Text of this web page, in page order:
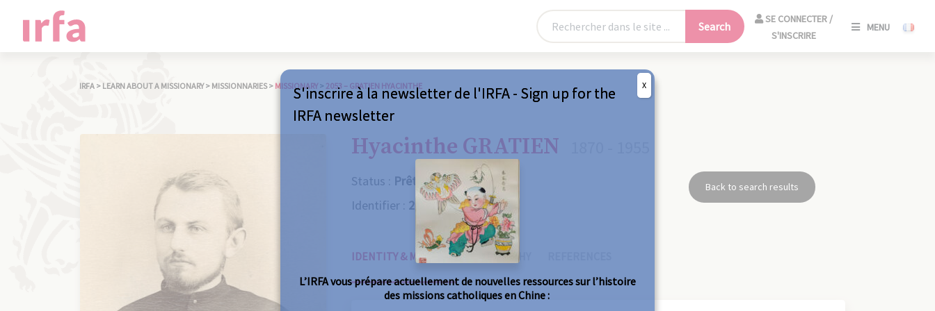
Search
SE CONNECTER /
S'INSCRIRE
MENU
IRFA > LEARN ABOUT A MISSIONARY > MISSIONNARIES > MISSIONARY > 2053 – GRATIEN HYACINTHE
Hyacinthe GRATIEN
Status : Prêtre
Identifier : 2053
Back to search results
IDENTITY & MISSIONS BIOGRAPHY
S'inscrire à la newsletter de l'IRFA - Sign up for the
IRFA newsletter
L’IRFA vous prépare actuellement de nouvelles ressources sur l’histoire
des missions catholiques en Chine :
X